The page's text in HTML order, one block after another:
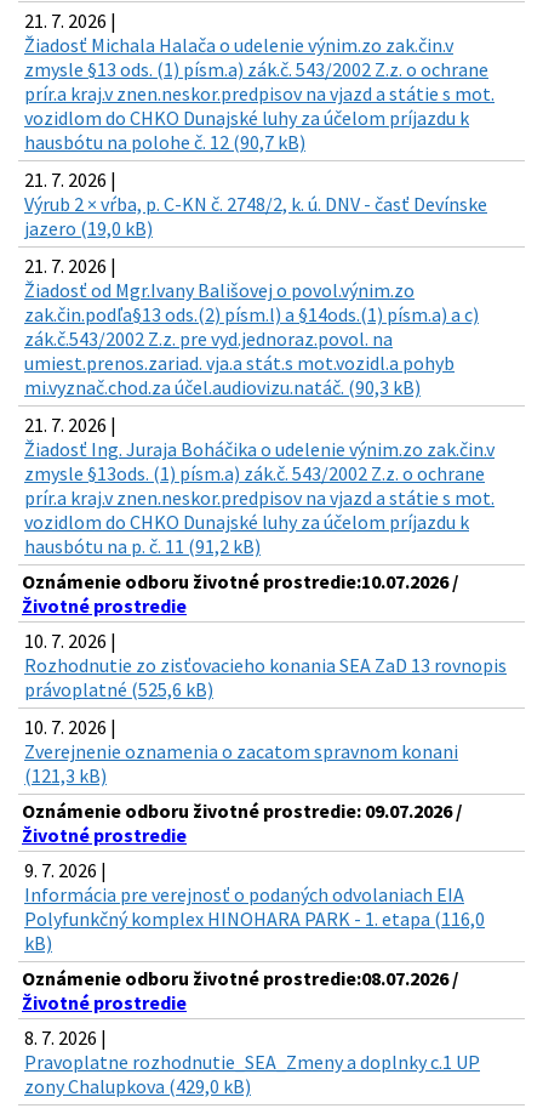
21. 7. 2026 |
Žiadosť Michala Halača o udelenie výnim.zo zak.čin.v
zmysle §13 ods. (1) písm.a) zák.č. 543/2002 Z.z. o ochrane
prír.a kraj.v znen.neskor.predpisov na vjazd a státie s mot.
vozidlom do CHKO Dunajské luhy za účelom príjazdu k
hausbótu na polohe č. 12 (90,7 kB)
21. 7. 2026 |
Výrub 2 × vŕba, p. C-KN č. 2748/2, k. ú. DNV - časť Devínske
jazero (19,0 kB)
21. 7. 2026 |
Žiadosť od Mgr.Ivany Bališovej o povol.výnim.zo
zak.čin.podľa§13 ods.(2) písm.l) a §14ods.(1) písm.a) a c)
zák.č.543/2002 Z.z. pre vyd.jednoraz.povol. na
umiest.prenos.zariad. vja.a stát.s mot.vozidl.a pohyb
mi.vyznač.chod.za účel.audiovizu.natáč. (90,3 kB)
21. 7. 2026 |
Žiadosť Ing. Juraja Boháčika o udelenie výnim.zo zak.čin.v
zmysle §13ods. (1) písm.a) zák.č. 543/2002 Z.z. o ochrane
prír.a kraj.v znen.neskor.predpisov na vjazd a státie s mot.
vozidlom do CHKO Dunajské luhy za účelom príjazdu k
hausbótu na p. č. 11 (91,2 kB)
Oznámenie odboru životné prostredie:10.07.2026 /
Životné prostredie
10. 7. 2026 |
Rozhodnutie zo zisťovacieho konania SEA ZaD 13 rovnopis
právoplatné (525,6 kB)
10. 7. 2026 |
Zverejnenie oznamenia o zacatom spravnom konani
(121,3 kB)
Oznámenie odboru životné prostredie: 09.07.2026 /
Životné prostredie
9. 7. 2026 |
Informácia pre verejnosť o podaných odvolaniach EIA
Polyfunkčný komplex HINOHARA PARK - 1. etapa (116,0
kB)
Oznámenie odboru životné prostredie:08.07.2026 /
Životné prostredie
8. 7. 2026 |
Pravoplatne rozhodnutie_SEA_Zmeny a doplnky c.1 UP
zony Chalupkova (429,0 kB)